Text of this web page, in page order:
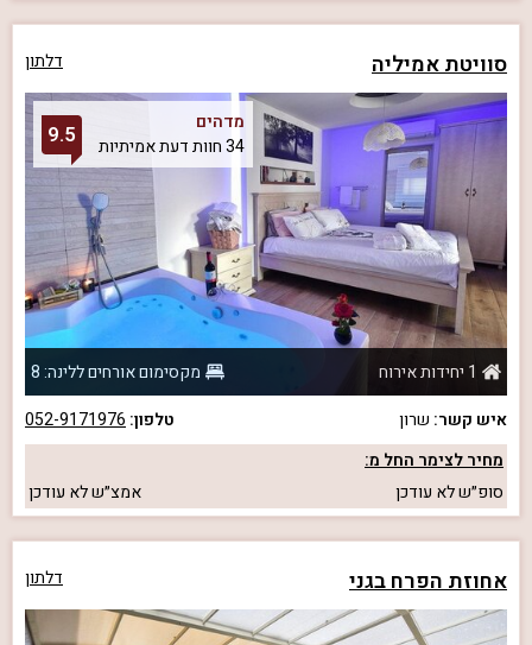
סוויטת אמיליה דלתון
מדהים
34 חוות דעת אמיתיות
9.5
1 יחידות אירוח
מקסימום אורחים ללינה: 8
איש קשר: שרון טלפון: 052-9171976
מחיר לצימר החל מ:
סופ״שלא עודכן אמצ״שלא עודכן
אחוזת הפרח בגני דלתון